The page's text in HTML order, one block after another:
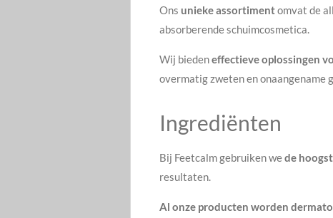
Ons unieke assortimentomvat de
absorberende schuimcosmetica.
Wij biedeneffectieve oplossingen
overmatig zweten en onaangename
Ingrediënten
Bij Feetcalm gebruiken wede
resultaten.
Al onze producten worden